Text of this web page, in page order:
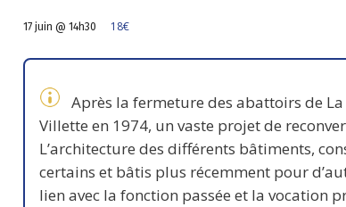
17 juin @ 14h30 18€
Après la fermeture des abattoirs de La
Villette en 1974, un vaste projet de
L’architecture des différents bâtiments,
certains et bâtis plus récemment pour
lien avec la fonction passée et la vocation